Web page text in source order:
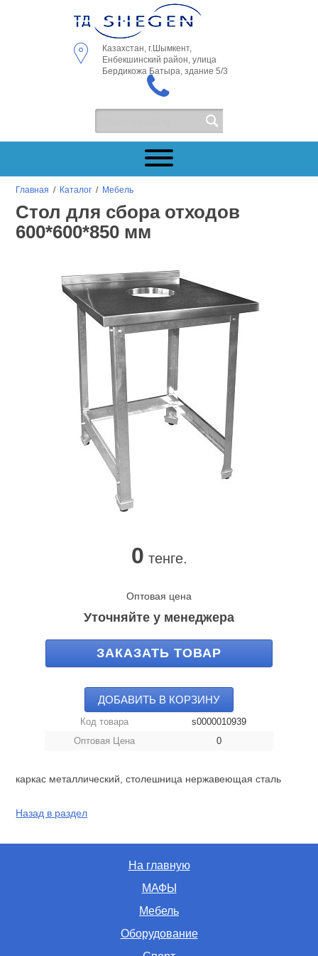
Казахстан, г.Шымкент,
Енбекшинский район, улица
Бердикожа Батыра, здание 5/3
Главная / Каталог / Мебель
Стол для сбора отходов
600*600*850 мм
0 тенге.
Оптовая цена
Уточняйте у менеджера
ЗАКАЗАТЬ ТОВАР
ДОБАВИТЬ В КОРЗИНУ
Код товара
s0000010939
Оптовая Цена
0
каркас металлический, столешница нержавеющая сталь
Назад в раздел
На главную
МАФЫ
Мебель
Оборудование